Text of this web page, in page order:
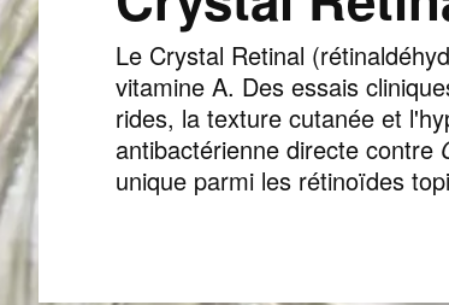
Le Crystal Retinal
vitamine A. Des essais
rides, la texture cutanée et
antibactérienne directe contre
unique parmi les rétinoïdes